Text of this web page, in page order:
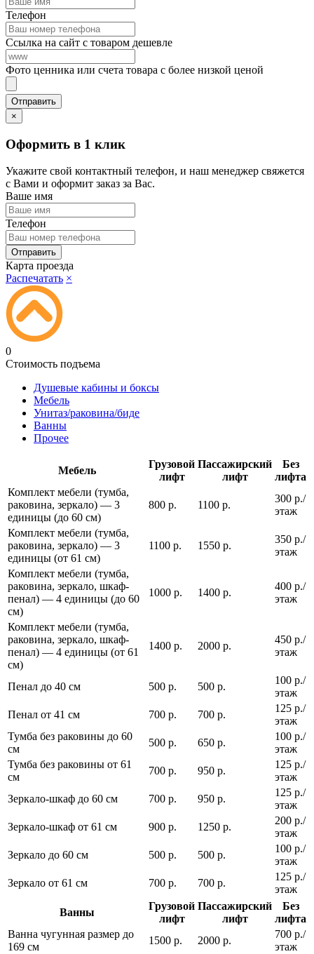
Телефон
Ссылка на сайт с товаром дешевле
Фото ценника или счета товара с более низкой ценой
×
Оформить в 1 клик
Укажите свой контактный телефон, и наш менеджер свяжется
с Вами и оформит заказ за Вас.
Ваше имя
Телефон
Карта проезда
Распечатать ×
0
Стоимость подъема
Душевые кабины и боксы
Мебель
Унитаз/раковина/биде
Ванны
Прочее
Мебель
Грузовой
лифт
Пассажирский
лифт
Без
лифта
Комплект мебели (тумба,
раковина, зеркало) — 3
единицы (до 60 см)
800 р. 1100 р.
300 р./
этаж
Комплект мебели (тумба,
раковина, зеркало) — 3
единицы (от 61 см)
1100 р. 1550 р.
350 р./
этаж
Комплект мебели (тумба,
раковина, зеркало, шкаф-
пенал) — 4 единицы (до 60
см)
1000 р. 1400 р.
400 р./
этаж
Комплект мебели (тумба,
раковина, зеркало, шкаф-
пенал) — 4 единицы (от 61
см)
1400 р. 2000 р.
450 р./
этаж
Пенал до 40 см 500 р. 500 р.
100 р./
этаж
Пенал от 41 см
700 р. 700 р.
125 р./
этаж
Тумба без раковины до 60
см
500 р. 650 р.
100 р./
этаж
Тумба без раковины от 61
см
700 р. 950 р.
125 р./
этаж
Зеркало-шкаф до 60 см
700 р. 950 р.
125 р./
этаж
Зеркало-шкаф от 61 см
900 р. 1250 р.
200 р./
этаж
Зеркало до 60 см
500 р. 500 р.
100 р./
этаж
Зеркало от 61 см
700 р. 700 р.
125 р./
этаж
Ванны
Грузовой
лифт
Пассажирский
лифт
Без
лифта
Ванна чугунная размер до
169 см
1500 р. 2000 р.
700 р./
этаж